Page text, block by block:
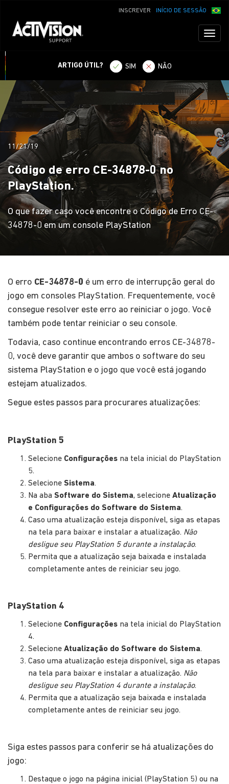
INÍCIO DE SESSÃO
INSCREVER
ARTIGO ÚTIL? SIM NÃO
11/21/19
Código de erro CE-34878-0 no
PlayStation.
O que fazer caso você encontre o Código de Erro CE-
34878-0 em um console PlayStation
O erro CE-34878-0 é um erro de interrupção geral do
jogo em consoles PlayStation. Frequentemente, você
consegue resolver este erro ao reiniciar o jogo. Você
também pode tentar reiniciar o seu console.
Todavia, caso continue encontrando erros CE-34878-
0, você deve garantir que ambos o software do seu
sistema PlayStation e o jogo que você está jogando
estejam atualizados.
Segue estes passos para procurares atualizações:
PlayStation 5
Selecione Configurações na tela inicial do PlayStation
5.
Selecione Sistema.
Na aba Software do Sistema, selecione Atualização
e Configurações do Software do Sistema.
Caso uma atualização esteja disponível, siga as etapas
na tela para baixar e instalar a atualização. Não
desligue seu PlayStation 5 durante a instalação.
Permita que a atualização seja baixada e instalada
completamente antes de reiniciar seu jogo.
PlayStation 4
Selecione Configurações na tela inicial do PlayStation
4.
Selecione Atualização do Software do Sistema.
Caso uma atualização esteja disponível, siga as etapas
na tela para baixar e instalar a atualização. Não
desligue seu PlayStation 4 durante a instalação.
Permita que a atualização seja baixada e instalada
completamente antes de reiniciar seu jogo.
Siga estes passos para conferir se há atualizações do
jogo:
Destaque o jogo na página inicial (PlayStation 5) ou na